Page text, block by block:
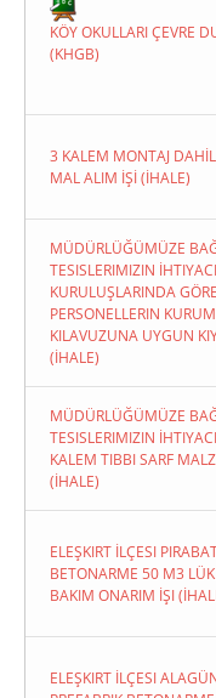
KÖY OKULLARI ÇEVRE
(KHGB)
3 KALEM MONTAJ
MAL ALIM İŞİ (İHALE)
MÜDÜRLÜĞÜMÜZE
TESISLERIMIZIN
KURULUŞLARINDA
PERSONELLERIN
KILAVUZUNA UYGUN
(İHALE)
MÜDÜRLÜĞÜMÜZE
TESISLERIMIZIN
KALEM TIBBI SARF
(İHALE)
ELEŞKIRT İLÇESI
BETONARME 50 M3 LÜK
BAKIM ONARIM İŞI
ELEŞKIRT İLÇESI